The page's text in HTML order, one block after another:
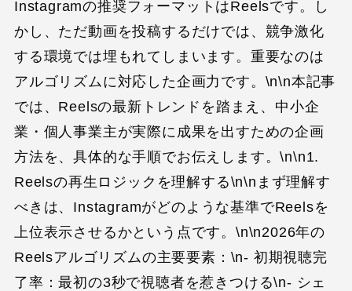
Instagramの推奨フォーマットはReelsです。し
かし、ただ動画を投稿するだけでは、競争激化
する環境では埋もれてしまいます。重要なのは
アルゴリズムに対応した企画力です。\n\n本記事
では、Reelsの最新トレンドを踏まえ、中小企
業・個人事業主が実際に成果を出すための企画
方法を、具体的な手順でお伝えします。\n\n1.
Reelsの再生ロジックを理解する\n\nまず理解す
べきは、Instagramがどのような基準でReelsを
上位表示させるかという点です。\n\n2026年の
Reelsアルゴリズムの主要要素：\n- 初期視聴完
了率：最初の3秒で視聴者を惹きつける\n- シェ